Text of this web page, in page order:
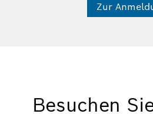
Zur
Besuchen